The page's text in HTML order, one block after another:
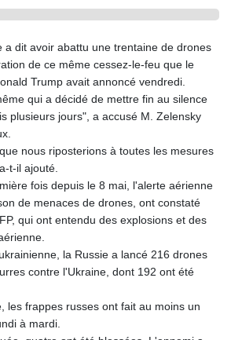
a dit avoir abattu une trentaine de drones
de ce même cessez-le-feu que le
Trump avait annoncé vendredi.
qui a décidé de mettre fin au silence
plusieurs jours", a accusé M. Zelensky
nous riposterions à toutes les mesures
t-il ajouté.
fois depuis le 8 mai, l'alerte aérienne
de menaces de drones, ont constaté
qui ont entendu des explosions et des
la Russie a lancé 216 drones
contre l'Ukraine, dont 192 ont été
les frappes russes ont fait au moins un
à mardi.